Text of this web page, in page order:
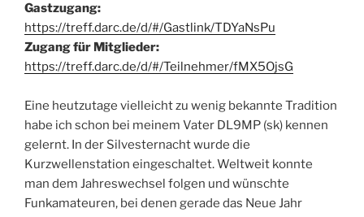
Gastzugang:
https://treff.darc.de/d/#/Gastlink/TDYaNsPu
Zugang für Mitglieder:
https://treff.darc.de/d/#/Teilnehmer/fMX5OjsG
Eine heutzutage vielleicht zu wenig bekannte Tradition
habe ich schon bei meinem Vater DL9MP (sk) kennen
gelernt. In der Silvesternacht wurde die
Kurzwellenstation eingeschaltet. Weltweit konnte
man dem Jahreswechsel folgen und wünschte
Funkamateuren, bei denen gerade das Neue Jahr